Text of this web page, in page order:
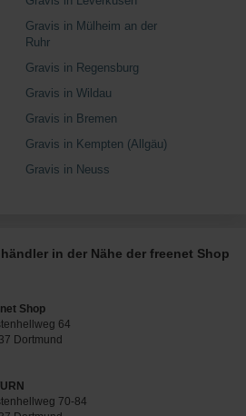
Gravis in Mülheim an der
Ruhr
Gravis in Regensburg
Gravis in Wildau
Gravis in Bremen
Gravis in Kempten (Allgäu)
Gravis in Neuss
in der Nähe der freenet Shop
Shop
64
Dortmund
70-84